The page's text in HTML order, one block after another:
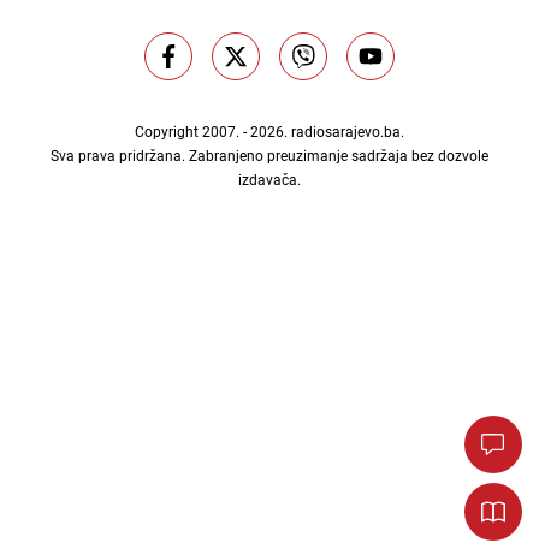
Copyright 2007. - 2026. radiosarajevo.ba.
Sva prava pridržana. Zabranjeno preuzimanje sadržaja bez dozvole
izdavača.